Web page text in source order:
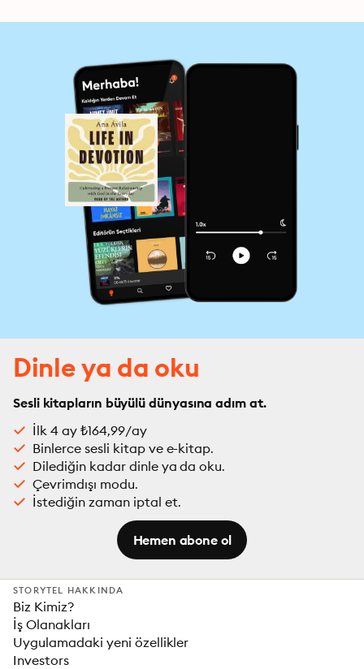
Dinle ya da oku
Sesli kitapların büyülü dünyasına adım at.
İlk 4 ay ₺164,99/ay
Binlerce sesli kitap ve e-kitap.
Dilediğin kadar dinle ya da oku.
Çevrimdışı modu.
İstediğin zaman iptal et.
Hemen abone ol
STORYTEL HAKKINDA
Biz Kimiz?
İş Olanakları
Uygulamadaki yeni özellikler
Investors